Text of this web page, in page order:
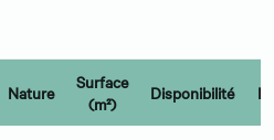
Nature
Surface
(m²)
Disponibilité